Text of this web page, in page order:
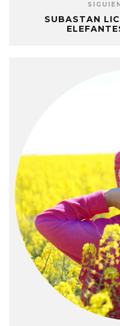
SUBASTAN